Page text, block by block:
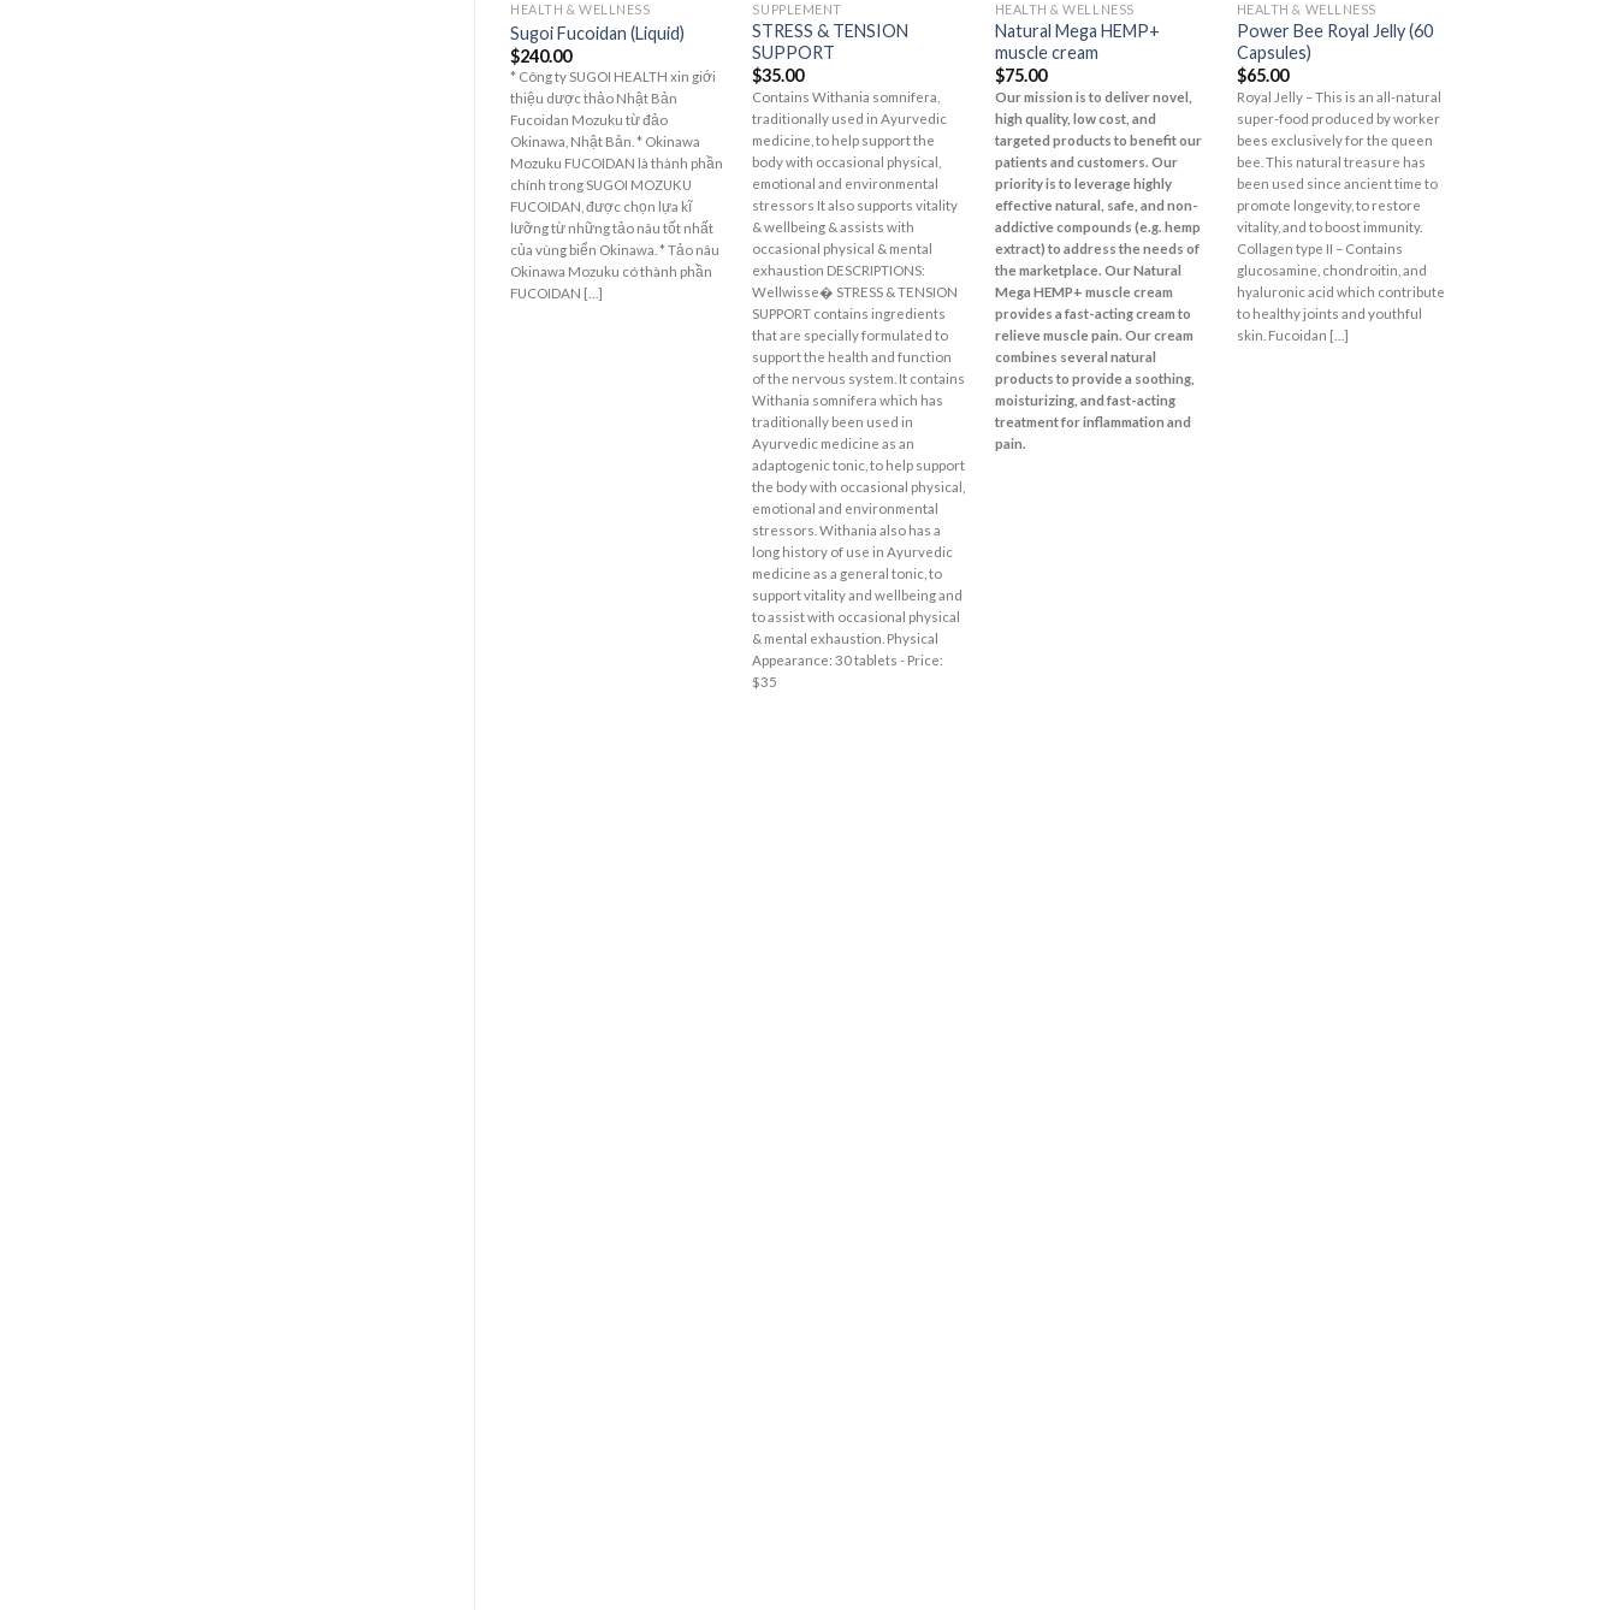
Add to
Wishlist
HEALTH & WELLNESS
Sugoi Fucoidan (Liquid)
$240.00
* Công ty SUGOI HEALTH xin giới
thiệu dược thảo Nhật Bản
Fucoidan Mozuku từ đảo
Okinawa, Nhật Bản. * Okinawa
Mozuku FUCOIDAN là thành phần
chính trong SUGOI MOZUKU
FUCOIDAN, được chọn lựa kĩ
lưỡng từ những tảo nâu tốt nhất
của vùng biển Okinawa. * Tảo nâu
Okinawa Mozuku có thành phần
FUCOIDAN […]
Add to
Wishlist
SUPPLEMENT
STRESS & TENSION
SUPPORT
$35.00
Contains Withania somnifera,
traditionally used in Ayurvedic
medicine, to help support the
body with occasional physical,
emotional and environmental
stressors It also supports vitality
& wellbeing & assists with
occasional physical & mental
exhaustion DESCRIPTIONS:
Wellwisse� STRESS & TENSION
SUPPORT contains ingredients
that are specially formulated to
support the health and function
of the nervous system. It contains
Withania somnifera which has
traditionally been used in
Ayurvedic medicine as an
adaptogenic tonic, to help support
the body with occasional physical,
emotional and environmental
stressors. Withania also has a
long history of use in Ayurvedic
medicine as a general tonic, to
support vitality and wellbeing and
to assist with occasional physical
& mental exhaustion. Physical
Appearance: 30 tablets - Price:
$35
Add to
Wishlist
HEALTH & WELLNESS
Natural Mega HEMP+
muscle cream
$75.00
Our mission is to deliver novel,
high quality, low cost, and
targeted products to benefit our
patients and customers. Our
priority is to leverage highly
effective natural, safe, and non-
addictive compounds (e.g. hemp
extract) to address the needs of
the marketplace. Our Natural
Mega HEMP+ muscle cream
provides a fast-acting cream to
relieve muscle pain. Our cream
combines several natural
products to provide a soothing,
moisturizing, and fast-acting
treatment for inflammation and
pain.
Add to
Wishlist
HEALTH & WELLNESS
Power Bee Royal Jelly (60
Capsules)
$65.00
Royal Jelly – This is an all-natural
super-food produced by worker
bees exclusively for the queen
bee. This natural treasure has
been used since ancient time to
promote longevity, to restore
vitality, and to boost immunity.
Collagen type II – Contains
glucosamine, chondroitin, and
hyaluronic acid which contribute
to healthy joints and youthful
skin. Fucoidan […]